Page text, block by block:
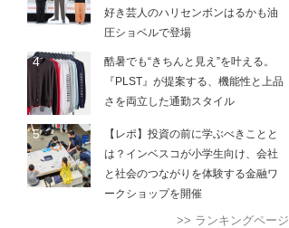
好き芸人のハリセンボンはるかも油
圧ショベルで登場
酷暑でも“きちんと見え”を叶える。
『PLST』が提案する、機能性と上品
さを両立した通勤スタイル
【レポ】投資の前に学ぶべきことと
は？インベスコが小学生向け、会社
と社会のつながりを体験する金融ワ
ークショップを開催
>> ランキングページ